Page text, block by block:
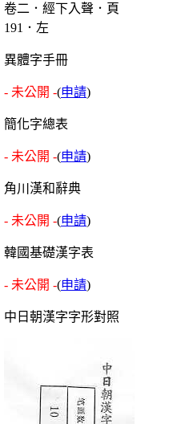
卷二．經下入聲．頁
191．左
異體字手冊
- 未公開 -(申請)
簡化字總表
- 未公開 -(申請)
角川漢和辭典
- 未公開 -(申請)
韓國基礎漢字表
- 未公開 -(申請)
中日朝漢字字形對照